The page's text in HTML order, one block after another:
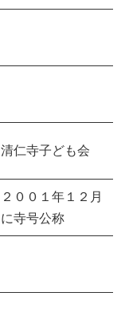
清仁寺子ども会
２００１年１２月
に寺号公称